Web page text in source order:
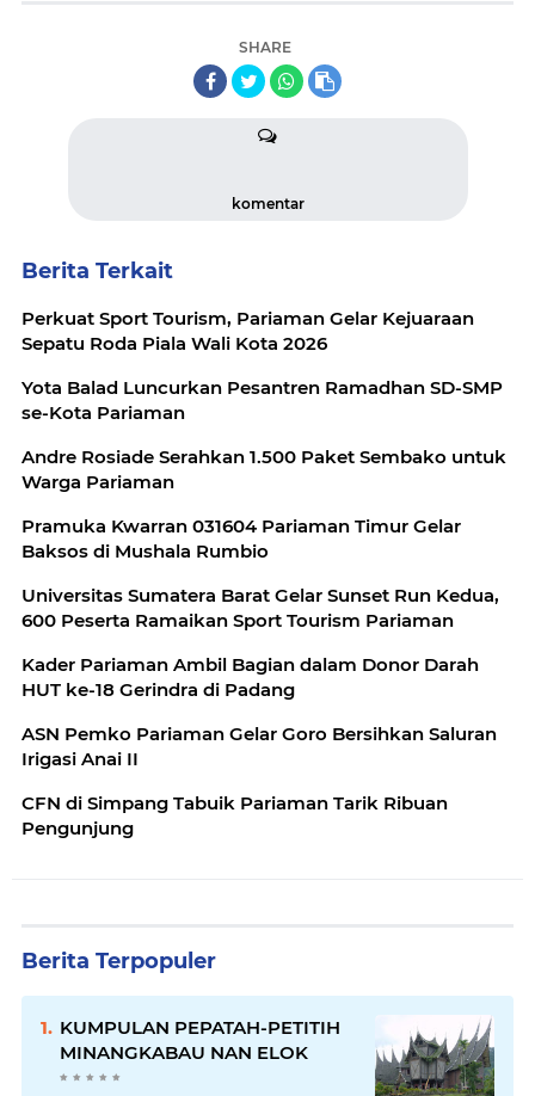
SHARE
komentar
Berita Terkait
Perkuat Sport Tourism, Pariaman Gelar Kejuaraan
Sepatu Roda Piala Wali Kota 2026
Yota Balad Luncurkan Pesantren Ramadhan SD-SMP
se-Kota Pariaman
Andre Rosiade Serahkan 1.500 Paket Sembako untuk
Warga Pariaman
Pramuka Kwarran 031604 Pariaman Timur Gelar
Baksos di Mushala Rumbio
Universitas Sumatera Barat Gelar Sunset Run Kedua,
600 Peserta Ramaikan Sport Tourism Pariaman
Kader Pariaman Ambil Bagian dalam Donor Darah
HUT ke-18 Gerindra di Padang
ASN Pemko Pariaman Gelar Goro Bersihkan Saluran
Irigasi Anai II
CFN di Simpang Tabuik Pariaman Tarik Ribuan
Pengunjung
Berita Terpopuler
KUMPULAN PEPATAH-PETITIH
MINANGKABAU NAN ELOK